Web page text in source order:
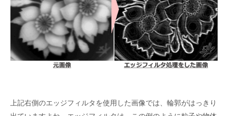
上記右側のエッジフィルタを使用した画像では、輪郭がはっきり